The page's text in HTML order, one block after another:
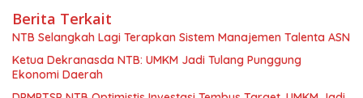
Berita Terkait
NTB Selangkah Lagi Terapkan Sistem Manajemen Talenta ASN
Ketua Dekranasda NTB: UMKM Jadi Tulang Punggung
Ekonomi Daerah